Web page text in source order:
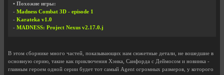
• Похожие игры:
- Madness Combat 3D - episode 1
- Karateka v1.0
- MADNESS: Project Nexus v2.17.0.j
В этом сборнике много частей, показывающих нам сюжетные детали, не вошедшие в
основную серию, такие как приключения Хэнка, Санфорда с Деймосом и новинка -
главным героем одной серии будет тот самый Agent огромных размеров, у которого